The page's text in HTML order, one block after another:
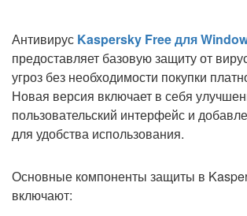
Антивирус Kaspersky Free для
предоставляет базовую защиту от
угроз без необходимости покупки
Новая версия включает в себя
пользовательский интерфейс и
для удобства использования.
Основные компоненты защиты в
включают: